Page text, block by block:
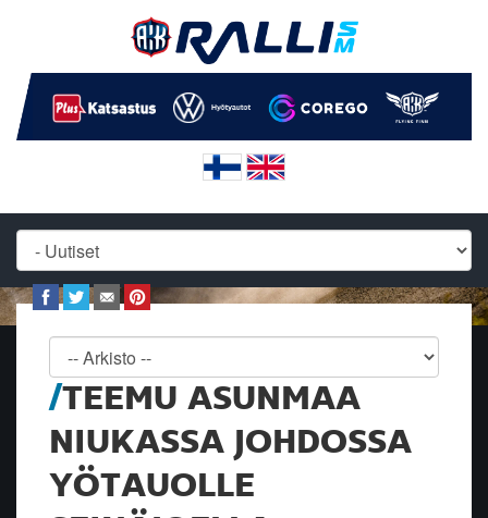
TEEMU ASUNMAA
NIUKASSA JOHDOSSA
YÖTAUOLLE